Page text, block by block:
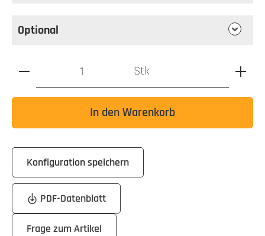
Optional
Produkt Anzahl: Gib den gewünschten Wert ein oder
Stk
In den Warenkorb
Konfiguration speichern
PDF-Datenblatt
Frage zum Artikel